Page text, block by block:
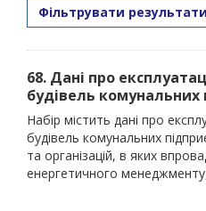
Фільтрувати результати
68. Дані про
будівель комунальних
Набір містить дані про
будівель комунальних
та організацій, в яких
енергетичного